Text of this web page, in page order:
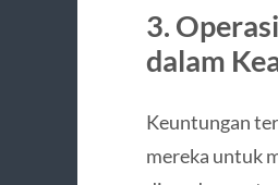
3.
dalam
Keuntungan
mereka untuk